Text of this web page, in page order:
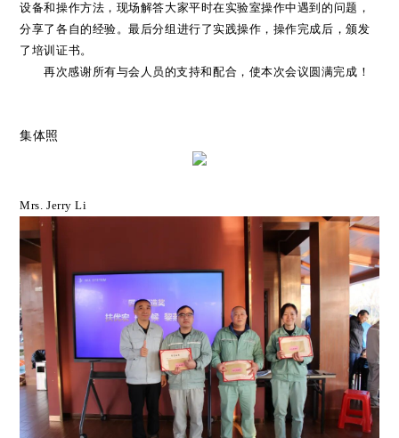
设备和操作方法 ， 现场解答大家平时在实验室操作中遇到的问题，
分享了各自的经验。最后分组 进行了实践操作， 操作完成后，颁发
了 培训证书。
再次感谢所有与会人员的支持和配合，使本次会议圆满完成！
集体照
Mrs. Jerry Li